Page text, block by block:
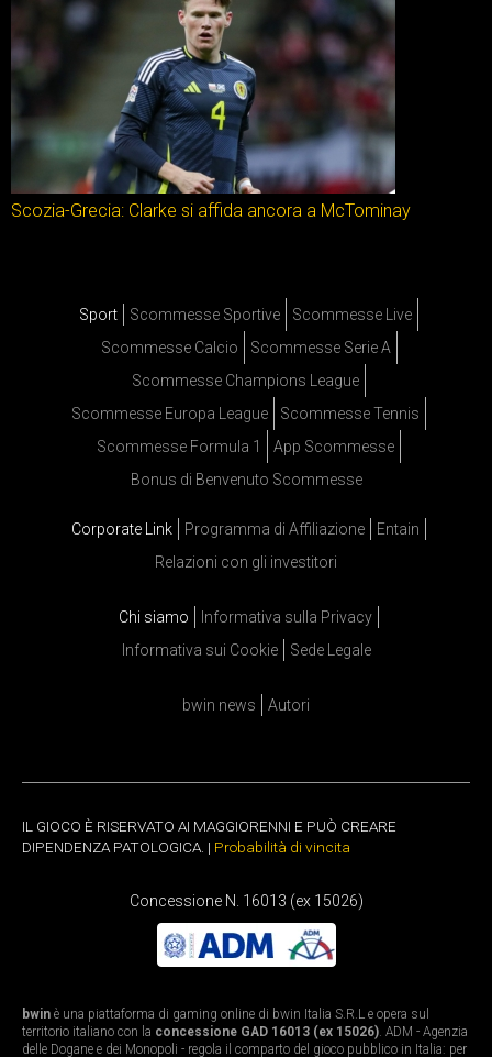
Scozia-Grecia: Clarke si affida ancora a McTominay
Sport Scommesse Sportive
Scommesse Live
Scommesse Calcio
Scommesse Serie A
Scommesse Champions League
Scommesse Europa League
Scommesse Tennis
Scommesse Formula 1
App Scommesse
Bonus di Benvenuto Scommesse
Corporate Link Programma di Affiliazione
Entain
Relazioni con gli investitori
Chi siamo
Informativa sulla Privacy
Informativa sui Cookie
Sede Legale
bwin news Autori
IL GIOCO È RISERVATO AI MAGGIORENNI E PUÒ CREARE
DIPENDENZA PATOLOGICA. | Probabilità di vincita
Concessione N. 16013 (ex 15026)
bwin è una piattaforma di gaming online di bwin Italia S.R.L e opera sul
territorio italiano con la concessione GAD 16013 (ex 15026). ADM - Agenzia
delle Dogane e dei Monopoli - regola il comparto del gioco pubblico in Italia: per